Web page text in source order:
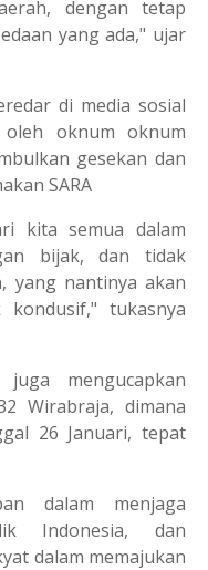
dengan tetap
yang ada," ujar
di media sosial
oleh oknum oknum
gesekan dan
SARA
kita semua dalam
bijak, dan tidak
yang nantinya akan
kondusif," tukasnya
mengucapkan
Wirabraja, dimana
26 Januari, tepat
dalam menjaga
Indonesia, dan
dalam memajukan